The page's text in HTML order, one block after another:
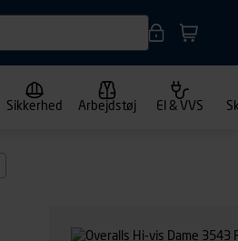
Sikkerhed Arbejdstøj El & VVS